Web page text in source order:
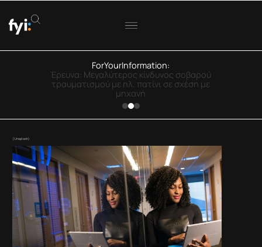
ForYourInformation:
ΟΟΣΑ: Στην Ελλάδα η μεγαλύτερη πτώση
πραγματικού εισοδήματος
(Unsplash)